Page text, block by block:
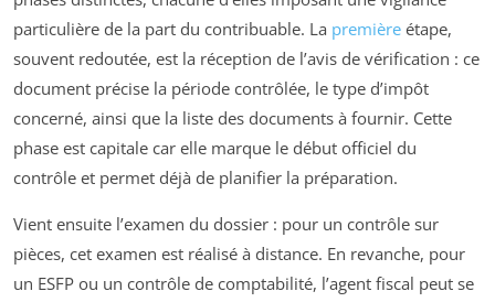
particulière de la part du contribuable. La première étape,
souvent redoutée, est la réception de l’avis de vérification : ce
document précise la période contrôlée, le type d’impôt
concerné, ainsi que la liste des documents à fournir. Cette
phase est capitale car elle marque le début officiel du
contrôle et permet déjà de planifier la préparation.
Vient ensuite l’examen du dossier : pour un contrôle sur
pièces, cet examen est réalisé à distance. En revanche, pour
un ESFP ou un contrôle de comptabilité, l’agent fiscal peut se